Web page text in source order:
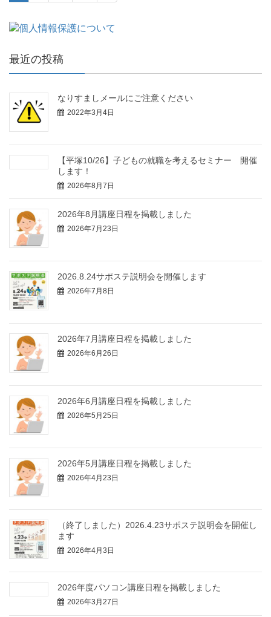
最近の投稿
なりすましメールにご注意ください
2022年3月4日
【平塚10/26】子どもの就職を考えるセミナー 開催
します！
2026年8月7日
2026年8月講座日程を掲載しました
2026年7月23日
2026.8.24サポステ説明会を開催します
2026年7月8日
2026年7月講座日程を掲載しました
2026年6月26日
2026年6月講座日程を掲載しました
2026年5月25日
2026年5月講座日程を掲載しました
2026年4月23日
（終了しました）2026.4.23サポステ説明会を開催し
ます
2026年4月3日
2026年度パソコン講座日程を掲載しました
2026年3月27日